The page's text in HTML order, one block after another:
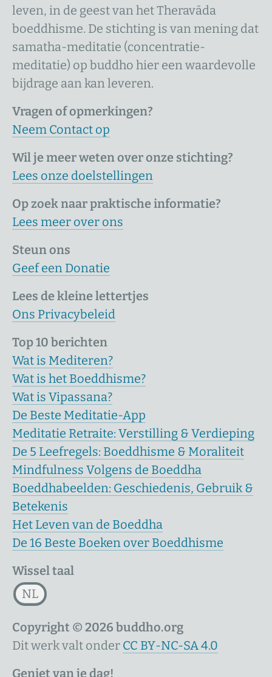
leven, in de geest van het Theravāda
boeddhisme. De stichting is van mening dat
samatha-meditatie (concentratie-
meditatie) op buddho hier een waardevolle
bijdrage aan kan leveren.
Vragen of opmerkingen?
Neem Contact op
Wil je meer weten over onze stichting?
Lees onze doelstellingen
Op zoek naar praktische informatie?
Lees meer over ons
Steun ons
Geef een Donatie
Lees de kleine lettertjes
Ons Privacybeleid
Top 10 berichten
Wat is Mediteren?
Wat is het Boeddhisme?
Wat is Vipassana?
De Beste Meditatie-App
Meditatie Retraite: Verstilling & Verdieping
De 5 Leefregels: Boeddhisme & Moraliteit
Mindfulness Volgens de Boeddha
Boeddhabeelden: Geschiedenis, Gebruik &
Betekenis
Het Leven van de Boeddha
De 16 Beste Boeken over Boeddhisme
Wissel taal
NL
Copyright © 2026 buddho.org
Dit werk valt onder CC BY-NC-SA 4.0
Geniet van je dag!